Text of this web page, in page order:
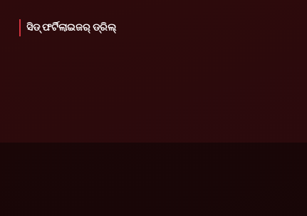
ସିଡ୍ ଫର୍ଟିଲାଇଜର୍ ଡ୍ରିଲ୍